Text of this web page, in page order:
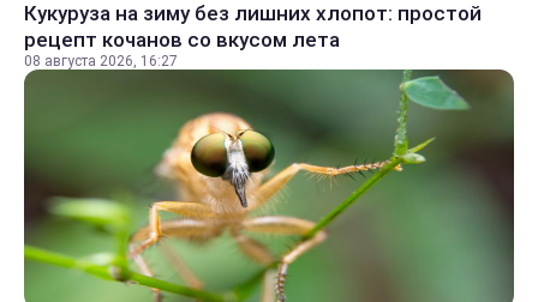
Кукуруза на зиму без лишних хлопот: простой
рецепт кочанов со вкусом лета
08 августа 2026, 16:27